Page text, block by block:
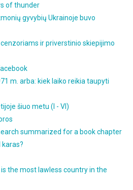
of thunder
gyvybių Ukrainoje buvo
ir priverstinio skiepijimo
m. arba: kiek laiko reikia taupyti
šiuo metu (I - VI)
summarized for a book chapter
karas?
the most lawless country in the